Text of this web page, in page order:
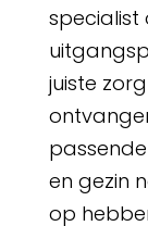
specialist
juiste
en gezin
op